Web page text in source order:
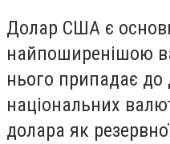
Долар США є
найпоширенішою
нього припадає до
національних
долара як